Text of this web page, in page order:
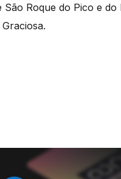
São Roque do Pico e